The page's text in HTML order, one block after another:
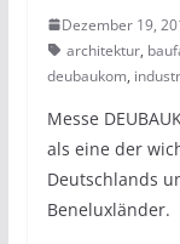
Dezember 19,
architektur,
deubaukom,
Messe
als eine der
Deutschlands
Beneluxländer.